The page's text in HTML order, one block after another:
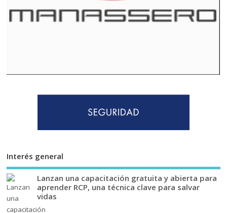
Interés general
Lanzan una capacitación gratuita y abierta para
aprender RCP, una técnica clave para salvar
vidas